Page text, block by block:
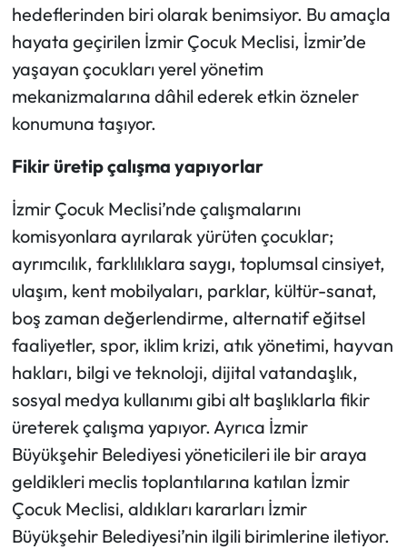
hedeflerinden biri olarak benimsiyor. Bu amaçla
hayata geçirilen İzmir Çocuk Meclisi, İzmir’de
yaşayan çocukları yerel yönetim
mekanizmalarına dâhil ederek etkin özneler
konumuna taşıyor.
Fikir üretip çalışma yapıyorlar
İzmir Çocuk Meclisi’nde çalışmalarını
komisyonlara ayrılarak yürüten çocuklar;
ayrımcılık, farklılıklara saygı, toplumsal cinsiyet,
ulaşım, kent mobilyaları, parklar, kültür-sanat,
boş zaman değerlendirme, alternatif eğitsel
faaliyetler, spor, iklim krizi, atık yönetimi, hayvan
hakları, bilgi ve teknoloji, dijital vatandaşlık,
sosyal medya kullanımı gibi alt başlıklarla fikir
üreterek çalışma yapıyor. Ayrıca İzmir
Büyükşehir Belediyesi yöneticileri ile bir araya
geldikleri meclis toplantılarına katılan İzmir
Çocuk Meclisi, aldıkları kararları İzmir
Büyükşehir Belediyesi’nin ilgili birimlerine iletiyor.